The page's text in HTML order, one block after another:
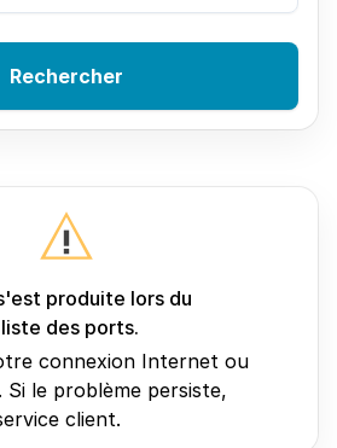
Rechercher
produite lors du
des ports.
connexion Internet ou
Si le problème persiste,
client.